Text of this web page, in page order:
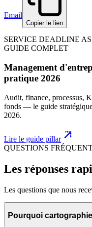
Email
Copier le lien
SERVICE DEADLINE
GUIDE COMPLET
Management
pratique 2026
Audit, finance, processus,
fonds — le guide
2026.
Lire le guide pillar
QUESTIONS
Les réponses
Les questions que nous
Pourquoi